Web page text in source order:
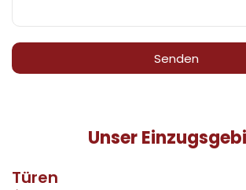
Senden
Unser
Türen